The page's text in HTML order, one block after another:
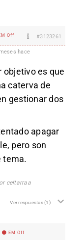
Off #3123261
hace
es que
caterva de
gestionar dos
apagar
pero son
tema.
celtarraa
Ver respuestas(1)
EM Off